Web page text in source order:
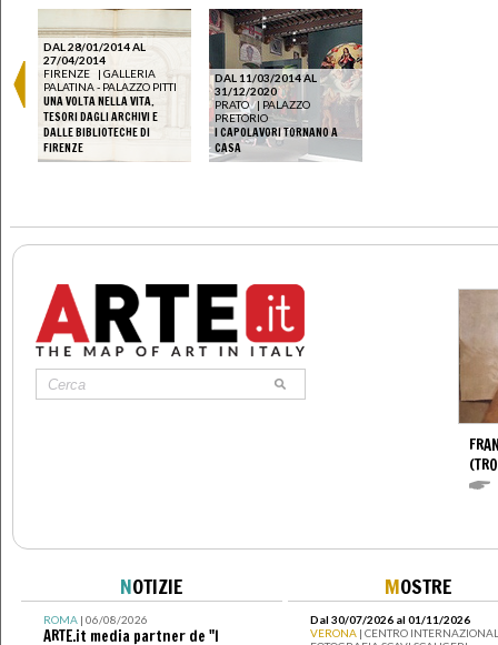
DAL 28/01/2014 AL
27/04/2014
FIRENZE
| GALLERIA
PALATINA - PALAZZO PITTI
UNA VOLTA NELLA VITA.
TESORI DAGLI ARCHIVI E
DALLE BIBLIOTECHE DI
FIRENZE
DAL 11/03/2014 AL
31/12/2020
PRATO | PALAZZO
PRETORIO
I CAPOLAVORI TORNANO A
CASA
NOTIZIE
ROMA| 06/08/2026
ARTE.it media partner de "I
MOSTRE
Dal 30/07/2026 al 01/11/2026
VERONA | CENTRO